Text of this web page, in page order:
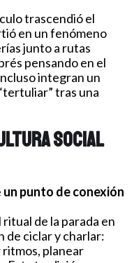
trascendió el
en un fenómeno
junto a rutas
pensando en el
integran un
tras una
social
un punto de conexión
de la parada en
de ciclar y charlar:
planear